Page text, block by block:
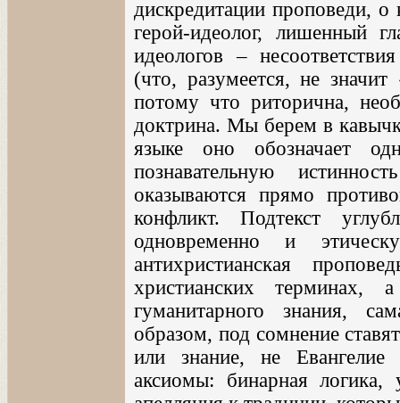
дискредитации проповеди,
герой-идеолог, лишенный
идеологов –
(что, разумеется, не
потому что риторична,
доктрина. Мы берем в
языке оно обозначает
познавательную
оказываются прямо
конфликт. Подтекст
одновременно и
антихристианская
христианских терминах,
гуманитарного знания,
образом, под сомнение
или знание, не Евангелие
аксиомы: бинарная логика,